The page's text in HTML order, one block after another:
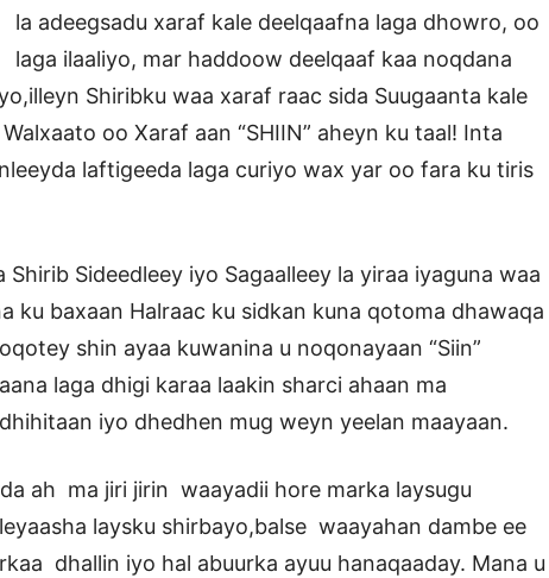
la adeegsadu xaraf kale deelqaafna laga dhowro, oo
laga ilaaliyo, mar haddoow deelqaaf kaa noqdana
Shiribku waa xaraf raac sida Suugaanta kale
oo Xaraf aan “SHIIN” aheyn ku taal! Inta
laftigeeda laga curiyo wax yar oo fara ku tiris
Sideedleey iyo Sagaalleey la yiraa iyaguna waa
ku baxaan Halraac ku sidkan kuna qotoma dhawaqa
shin ayaa kuwanina u noqonayaan “Siin”
laga dhigi karaa laakin sharci ahaan ma
iyo dhedhen mug weyn yeelan maayaan.
ah ma jiri jirin waayadii hore marka laysugu
laysku shirbayo,balse waayahan dambe ee
dhallin iyo hal abuurka ayuu hanaqaaday. Mana u